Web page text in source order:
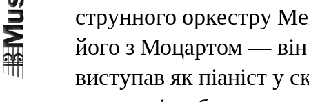
струнного оркестру
його з Моцартом — він
виступав як піаніст у